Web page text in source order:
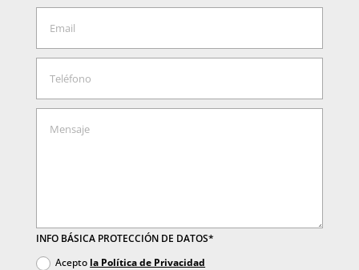
INFO BÁSICA PROTECCIÓN DE DATOS*
Acepto la Política de Privacidad